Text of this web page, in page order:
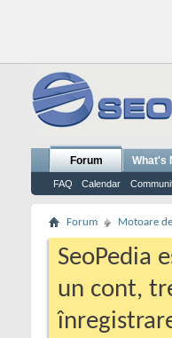
Forum
FAQ Calendar
What's
Forum Motoare
SeoPedia
un cont,